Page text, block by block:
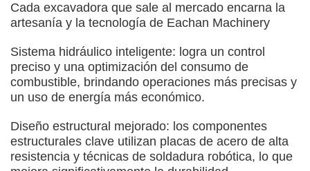
Cada excavadora que sale al mercado encarna la
artesanía y la tecnología de Eachan Machinery
Sistema hidráulico inteligente: logra un control
preciso y una optimización del consumo de
combustible, brindando operaciones más precisas y
un uso de energía más económico.
Diseño estructural mejorado: los componentes
estructurales clave utilizan placas de acero de alta
resistencia y técnicas de soldadura robótica, lo que